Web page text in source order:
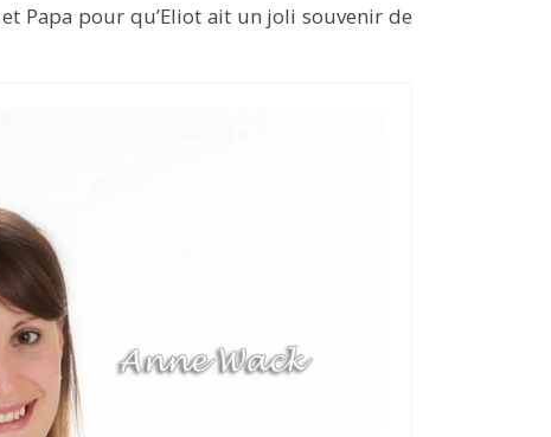
Papa pour qu’Eliot ait un joli souvenir de